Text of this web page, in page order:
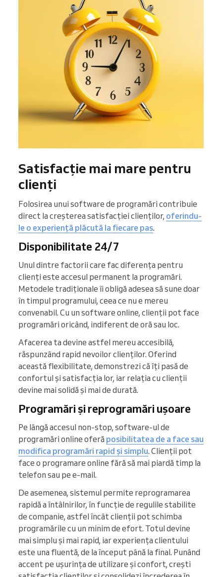
Satisfacție mai mare pentru
clienți
Folosirea unui software de programări contribuie
direct la creșterea satisfacției clienților, oferindu-
le o experiență plăcută la fiecare pas.
Disponibilitate 24/7
Unul dintre factorii care fac diferența pentru
clienți este accesul permanent la programări.
Metodele tradiționale îi obligă adesea să sune doar
în timpul programului, ceea ce nu e mereu
convenabil. Cu un software online, clienții pot face
programări oricând, indiferent de oră sau loc.
Afacerea ta devine astfel mereu accesibilă,
răspunzând rapid nevoilor clienților. Oferind
această flexibilitate, demonstrezi că îți pasă de
confortul și satisfacția lor, iar relația cu clienții
devine mai solidă și mai de durată.
Programări și reprogramări ușoare
Pe lângă accesul non-stop, software-ul de
programări online oferă posibilitatea de a face sau
modifica programări rapid și simplu. Clienții pot
face o programare online fără să mai piardă timp la
telefon sau pe e-mail.
De asemenea, sistemul permite reprogramarea
rapidă a întâlnirilor, în funcție de regulile stabilite
de companie, astfel încât clienții pot schimba
programările cu un minim de efort. Totul devine
mai simplu și mai rapid, iar experiența clientului
este una fluentă, de la început până la final. Punând
accent pe ușurința de utilizare și confort, crești